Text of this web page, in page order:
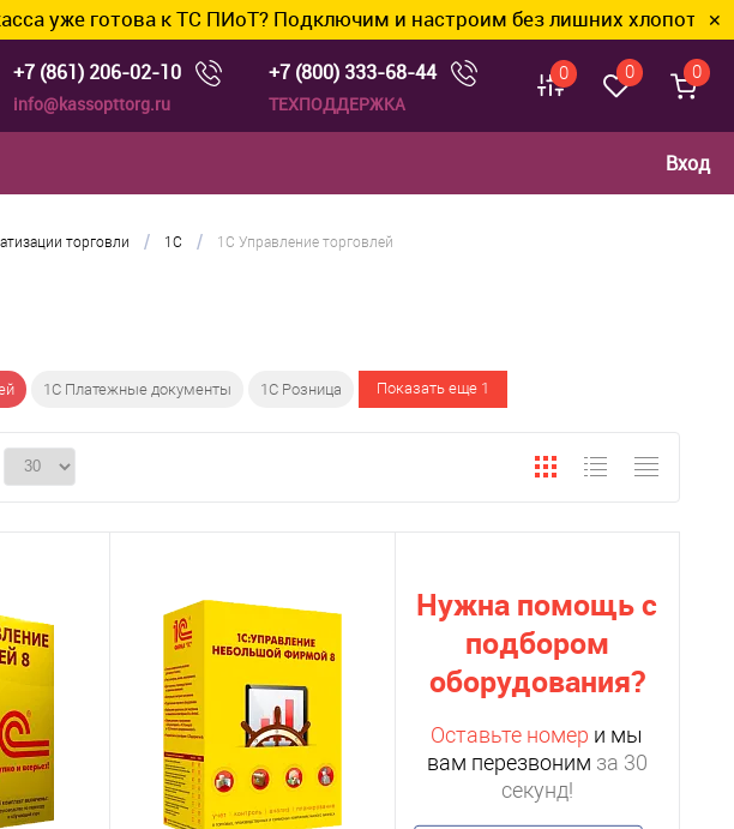
готова к ТС ПИоТ? Подключим и настроим без лишних хлопот. ✕
+7 (861) 206-02-10
info@kassopttorg.ru
+7 (800) 333-68-44
ТЕХПОДДЕРЖКА
0 0 0
Вход
торговли / 1C / 1С Управление торговлей
1С Платежные документы 1С Розница Показать еще 1
Нужна помощь с
подбором
оборудования?
Оставьте номер и мы
вам перезвоним за 30
секунд!